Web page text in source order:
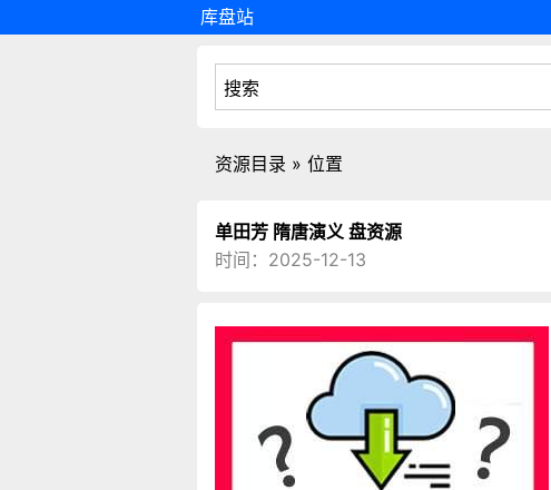
库盘站
资源目录 » 位置
单田芳 隋唐演义 盘资源
时间：2025-12-13